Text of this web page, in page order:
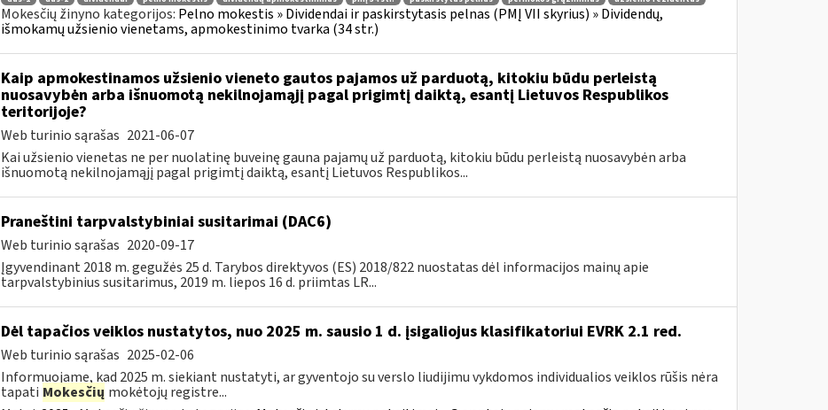
Mokesčių žinyno kategorijos: Pelno mokestis » Dividendai ir paskirstytasis pelnas (PMĮ VII skyrius) » Dividendų,
išmokamų užsienio vienetams, apmokestinimo tvarka (34 str.)
Kaip apmokestinamos užsienio vieneto gautos pajamos už parduotą, kitokiu būdu perleistą
nuosavybėn arba išnuomotą nekilnojamąjį pagal prigimtį daiktą, esantį Lietuvos Respublikos
teritorijoje?
Web turinio sąrašas 2021-06-07
Kai užsienio vienetas ne per nuolatinę buveinę gauna pajamų už parduotą, kitokiu būdu perleistą nuosavybėn arba
išnuomotą nekilnojamąjį pagal prigimtį daiktą, esantį Lietuvos Respublikos...
Praneštini tarpvalstybiniai susitarimai (DAC6)
Web turinio sąrašas 2020-09-17
Įgyvendinant 2018 m. gegužės 25 d. Tarybos direktyvos (ES) 2018/822 nuostatas dėl informacijos mainų apie
tarpvalstybinius susitarimus, 2019 m. liepos 16 d. priimtas LR...
Dėl tapačios veiklos nustatytos, nuo 2025 m. sausio 1 d. įsigaliojus klasifikatoriui EVRK 2.1 red.
Web turinio sąrašas 2025-02-06
Informuojame, kad 2025 m. siekiant nustatyti, ar gyventojo su verslo liudijimu vykdomos individualios veiklos rūšis nėra
tapati Mokesčių mokėtojų registre...